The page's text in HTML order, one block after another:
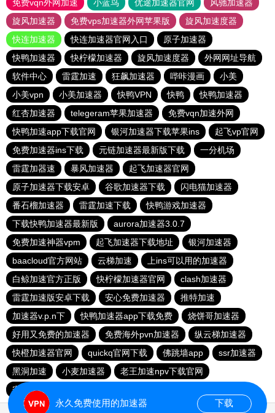
免费vqn外网加速
小蓝鸟 优途加速器官网
风驰加速器
旋风加速器
免费vps加速器外网苹果版
旋风加速度器
快连加速器
快连加速器官网入口
原子加速器
快鸭加速器
快柠檬加速器 旋风加速度器
外网网址导航
软件中心
雷霆加速 狂飙加速器 哔咔漫画
小美
小美vpn
小美加速器 快鸭VPN 快鸭
快鸭加速器
红杏加速器
telegeram苹果加速器
免费vqn加速外网
快鸭加速app下载官网
银河加速器下载苹果ins
起飞vp官网
免费加速器ins下载
元链加速器最新版下载
一分机场
雷霆加器速
暴风加速器
起飞加速器官网
原子加速器下载安卓
谷歌加速器下载
闪电猫加速器
番石榴加速器
雷霆加速下载
快鸭游戏加速器
下载快鸭加速器最新版
aurora加速器3.0.7
免费加速神器vpm
起飞加速器下载地址
银河加速器
baacloud官方网站
云梯加速
上ins可以用的加速器
白鲸加速官方正版
快柠檬加速器官网
clash加速器
雷霆加速版安卓下载
安心免费加速器
推特加速
加速器v.p.n下
快鸭加速器app下载免费
烧饼哥加速器
好用又免费的加速器
免费海外pvn加速器
纵云梯加速器
快橙加速器官网
quickq官网下载 佛跳墙app
ssr加速器
黑洞加速
小麦加速器
老王加速npv下载官网
安卓加速器梯子免费
永久免费使用的加速器 下载